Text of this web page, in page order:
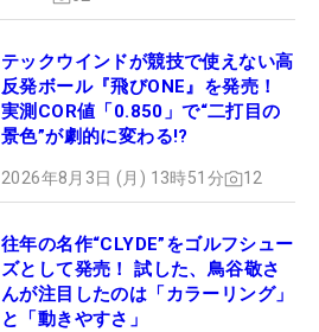
テックウインドが競技で使えない高
反発ボール『飛びONE』を発売！
実測COR値「0.850」で“二打目の
景色”が劇的に変わる!?
2026年8月3日 (月) 13時51分 12
往年の名作“CLYDE”をゴルフシュー
ズとして発売！ 試した、鳥谷敬さ
んが注目したのは「カラーリング」
と「動きやすさ」